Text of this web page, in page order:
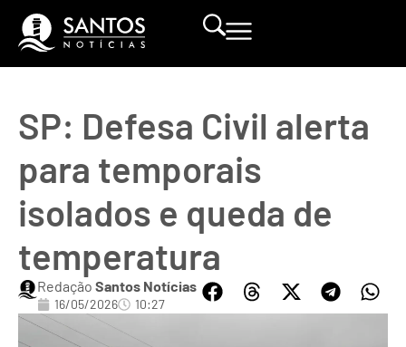
SP: Defesa Civil alerta
para temporais
isolados e queda de
temperatura
Redação Santos Notícias
16/05/2026 10:27